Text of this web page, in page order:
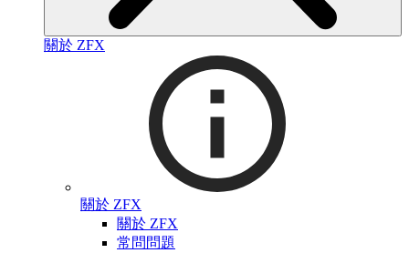
關於 ZFX
關於 ZFX
關於 ZFX
常問問題